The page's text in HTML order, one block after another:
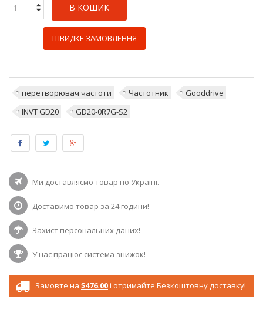
В КОШИК
ШВИДКЕ ЗАМОВЛЕННЯ
перетворювач частоти Частотник
Gooddrive
INVT GD20
GD20-0R7G-S2
Ми доставляємо товар по Україні.
Доставимо товар за 24 години!
Захист персональних даних!
У нас працює система знижок!
Замовте на $476.00і отримайте Безкоштовну доставку!